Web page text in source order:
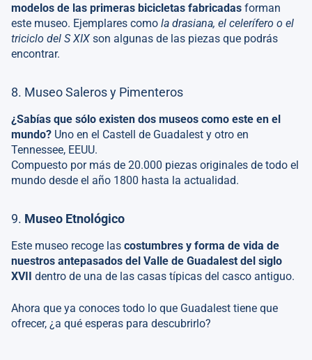
modelos de las primeras bicicletas fabricadas forman
este museo. Ejemplares como la drasiana, el celerífero o el
triciclo del S XIX son algunas de las piezas que podrás
encontrar.
8. Museo Saleros y Pimenteros
¿Sabías que sólo existen dos museos como este en el
mundo? Uno en el Castell de Guadalest y otro en
Tennessee, EEUU.
Compuesto por más de 20.000 piezas originales de todo el
mundo desde el año 1800 hasta la actualidad.
9. Museo Etnológico
Este museo recoge las costumbres y forma de vida de
nuestros antepasados del Valle de Guadalest del siglo
XVII dentro de una de las casas típicas del casco antiguo.
Ahora que ya conoces todo lo que Guadalest tiene que
ofrecer, ¿a qué esperas para descubrirlo?